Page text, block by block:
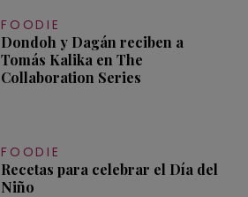
FOODIE
Dondoh y Dagán reciben a
Tomás Kalika en The
Collaboration Series
FOODIE
Recetas para celebrar el Día del
Niño